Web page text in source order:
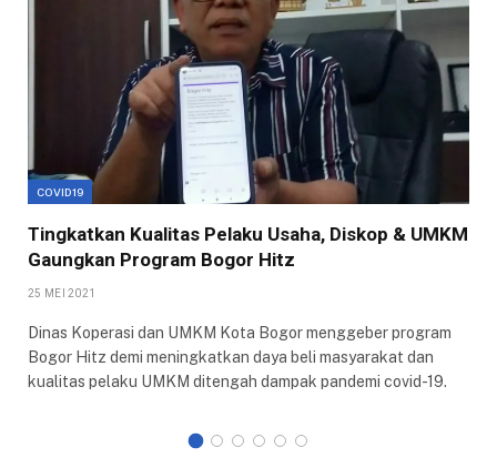
COVID19
Tingkatkan Kualitas Pelaku Usaha, Diskop & UMKM
Gaungkan Program Bogor Hitz
25 MEI 2021
Dinas Koperasi dan UMKM Kota Bogor menggeber program
Bogor Hitz demi meningkatkan daya beli masyarakat dan
kualitas pelaku UMKM ditengah dampak pandemi covid-19.